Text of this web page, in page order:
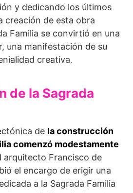
y dedicando los últimos
creación de esta obra
Familia se convirtió en una
una manifestación de su
creativa.
de la Sagrada
de la construcción
comenzó modestamente
arquitecto Francisco de
el encargo de erigir una
a la Sagrada Familia